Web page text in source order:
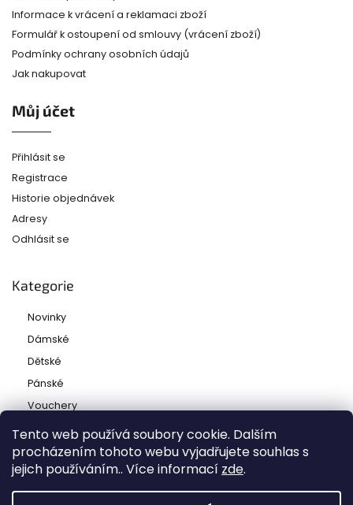
Tento web používá soubory cookie. Dalším
procházením tohoto webu vyjadřujete souhlas s
jejich používáním.. Více informací zde.
Informace k vrácení a reklamaci zboží
Formulář k ostoupení od smlouvy (vrácení zboží)
Podmínky ochrany osobních údajů
Jak nakupovat
Můj účet
Přihlásit se
Registrace
Historie objednávek
Adresy
Odhlásit se
Kategorie
Novinky
Dámské
Dětské
Pánské
Vouchery
Copyright 2026Ladies and babies. Všechna práva